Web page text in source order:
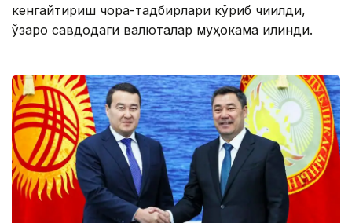
кенгайтириш чора-тадбирлари кўриб чиқилди,
ўзаро савдодаги валюталар муҳокама қилинди.